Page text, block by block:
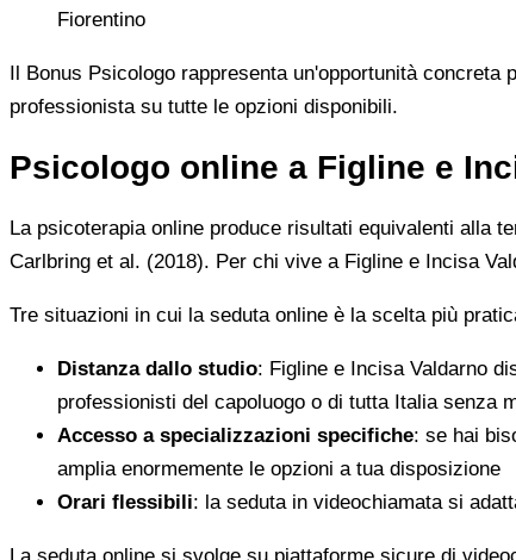
Fiorentino
Il Bonus Psicologo rappresenta un'opportunità
professionista su tutte le opzioni disponibili.
Psicologo online a Figline e
La psicoterapia online produce risultati equivalenti alla
Carlbring et al. (2018). Per chi vive a Figline e Incisa
Tre situazioni in cui la seduta online è la scelta più
Distanza dallo studio: Figline e Incisa Valdarno
professionisti del capoluogo o di tutta Italia senza
Accesso a specializzazioni specifiche: se hai
amplia enormemente le opzioni a tua disposizione
Orari flessibili: la seduta in videochiamata si
La seduta online si svolge su piattaforme sicure di